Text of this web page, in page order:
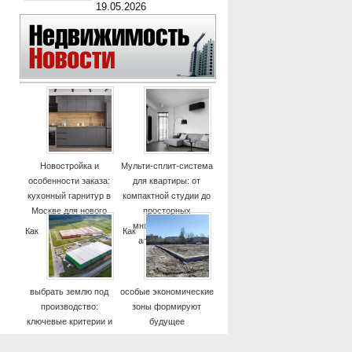
19.05.2026
Новостройка и
особенности заказа:
кухонный гарнитур в
Москве для нового
дома
Мульти-сплит-система
для квартиры: от
компактной студии до
просторных
многокомнатных
апартаментов
Как
выбрать землю под
производство:
ключевые критерии и
Как
особые экономические
зоны формируют
будущее